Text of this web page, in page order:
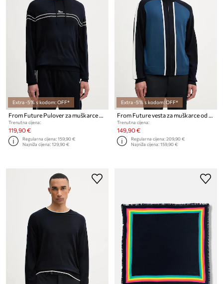
Extra -5% s kodom: OFF*
From Future Pulover za muškarce od vune
Trenutna cijena:
119,90 €
Regularna cijena:159,90 €
Najniža cijena:129,90 €
Extra -5% s kodom: OFF*
From Future vesta za muškarce od vune
Trenutna cijena:
149,90 €
Regularna cijena:209,90 €
Najniža cijena:159,90 €